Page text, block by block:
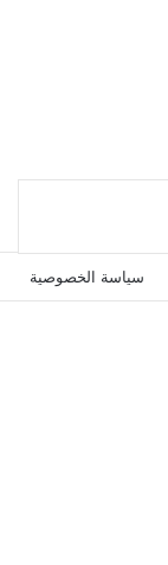
سياسة الخصوصية